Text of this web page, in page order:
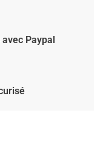
Paypal